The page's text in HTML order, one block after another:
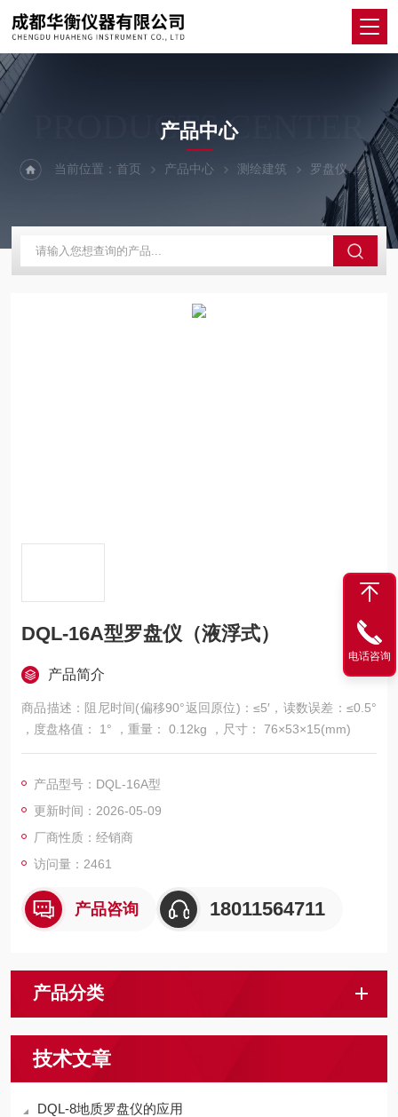
PRODUCTS CENTER
产品中心
当前位置：首页 产品中心 测绘建筑 罗盘仪
DQL-16A型罗盘仪（液浮式）
产品简介
商品描述：阻尼时间(偏移90°返回原位)：≤5′，读数误差：≤0.5°
，度盘格值： 1° ，重量： 0.12kg ，尺寸： 76×53×15(mm)
产品型号：DQL-16A型
更新时间：2026-05-09
厂商性质：经销商
访问量：2461
产品咨询 18011564711
产品分类
技术文章
DQL-8地质罗盘仪的应用
电话咨询